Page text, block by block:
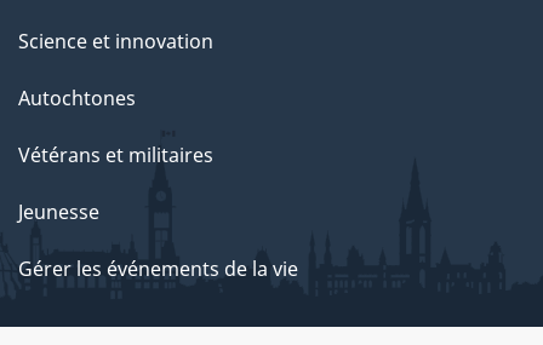
Science et innovation
Autochtones
Vétérans et militaires
Jeunesse
Gérer les événements de la vie